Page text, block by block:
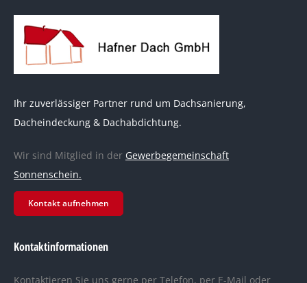
Ihr zuverlässiger Partner rund um Dachsanierung,
Dacheindeckung & Dachabdichtung.
Wir sind Mitglied in der Gewerbegemeinschaft
Sonnenschein.
Kontakt aufnehmen
Kontaktinformationen
Kontaktieren Sie uns gerne per Telefon, per E-Mail oder